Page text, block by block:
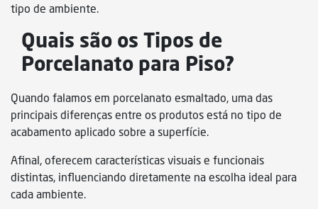
tipo de ambiente.
Quais são os Tipos de
Porcelanato para Piso?
Quando falamos em porcelanato esmaltado, uma das
principais diferenças entre os produtos está no tipo de
acabamento aplicado sobre a superfície.
Afinal, oferecem características visuais e funcionais
distintas, influenciando diretamente na escolha ideal para
cada ambiente.